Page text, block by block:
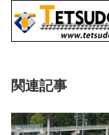
関連記事